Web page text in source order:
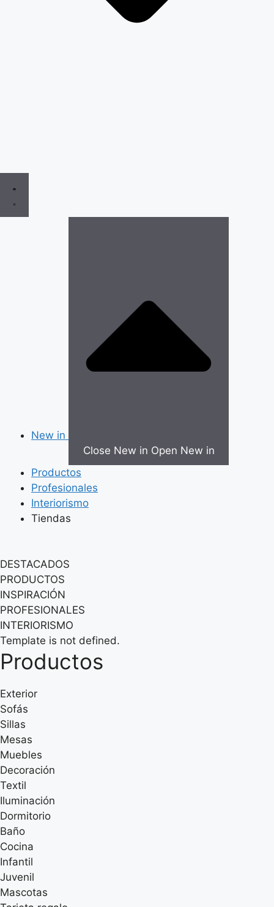
New in
Close New in Open New in
Productos
Profesionales
Interiorismo
Tiendas
DESTACADOS
PRODUCTOS
INSPIRACIÓN
PROFESIONALES
INTERIORISMO
Template is not defined.
Productos
Exterior
Sofás
Sillas
Mesas
Muebles
Decoración
Textil
Iluminación
Dormitorio
Baño
Cocina
Infantil
Juvenil
Mascotas